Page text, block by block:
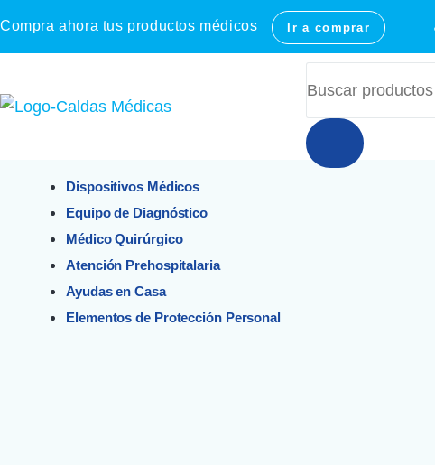
Compra ahora tus productos médicos Ir a comprar
Dispositivos Médicos
Equipo de Diagnóstico
Médico Quirúrgico
Atención Prehospitalaria
Ayudas en Casa
Elementos de Protección Personal